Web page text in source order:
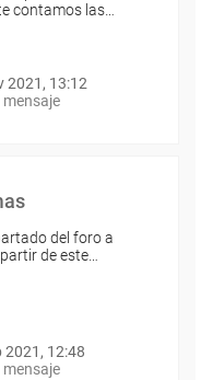
contamos las…
2021, 13:12
mensaje
del foro a
de este…
2021, 12:48
mensaje